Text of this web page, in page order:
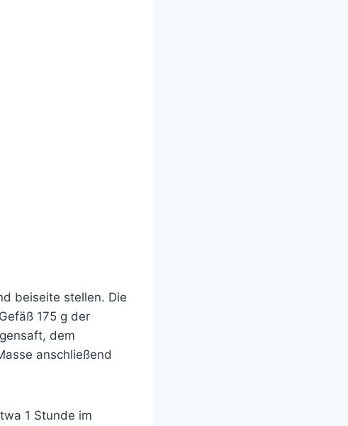
beiseite stellen. Die
175 g der
dem
anschließend
1 Stunde im